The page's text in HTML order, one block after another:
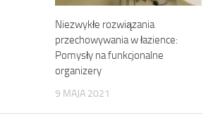
Niezwykłe rozwiązania
przechowywania w łazience:
Pomysły na funkcjonalne
organizery
9 MAJA 2021